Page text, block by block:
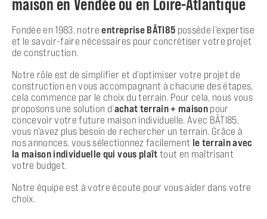
Fondée en 1983, notreentreprise BÂTI85 possède l’expertise
et le savoir-faire nécessaires pour concrétiser votre projet
de construction.
Notre rôle est de simplifier et d’optimiser votre projet de
construction en vous accompagnant à chacune des étapes,
cela commence par le choix du terrain. Pour cela, nous vous
proposons une solution d’achat terrain + maisonpour
concevoir votre future maison individuelle. Avec BÂTI85,
vous n’avez plus besoin de rechercher un terrain. Grâce à
nos annonces, vous sélectionnez facilement le terrain avec
la maison individuelle qui vous plaît tout en maîtrisant
votre budget.
Notre équipe est à votre écoute pour vous aider dans votre
choix.